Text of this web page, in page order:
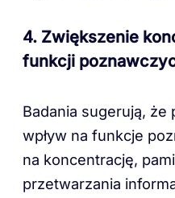
4. Zwiększenie
funkcji
Badania sugerują, że
wpływ na funkcje
na koncentrację,
przetwarzania